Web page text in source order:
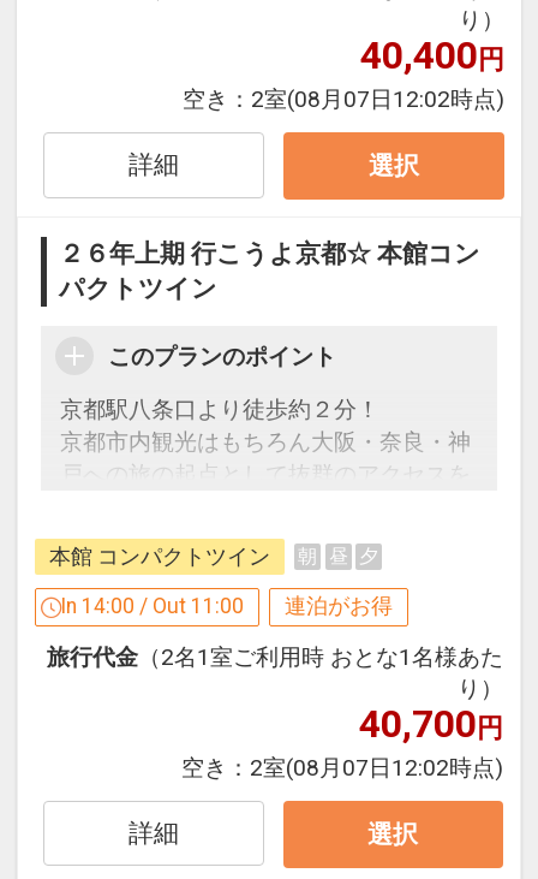
※割引適用後のご旅行代金は、カレンダ
ーからお進みいただいた後表示される
「空室照会結果確認画面」でご確認くだ
さい。
氏名・客室タイプ・食事条件・プラン同
一であることが割引適用の条件となりま
をご用意しています
●「食事なしプラン」と「朝食付プラ
件】の項目でご確認のうえ、予約にお進
みください。
設定期間：2026年4月1日～2026年9月
インターネットコース番号：DP-1-
り）
40,400円
空き： 2室(08月07日12:02時点)
詳細 選択
２６年上期 行こうよ京都☆ 本館コン
パクトツイン
このプランのポイント
京都駅八条口より徒歩約２分！
京都市内観光はもちろん大阪・奈良・神
戸への旅の起点として抜群のアクセスを
【連泊するとお得】連泊割引がございま
す
1泊目より1泊につきおひとり様５００
※割引適用後のご旅行代金は、カレンダ
ーからお進みいただいた後表示される
「空室照会結果確認画面」でご確認くだ
さい。
本館 コンパクトツイン 朝 昼 夕
In 14:00 / Out 11:00 連泊がお得
旅行代金 （2名1室ご利用時 おとな1名様あた
り）
40,700円
空き： 2室(08月07日12:02時点)
詳細 選択